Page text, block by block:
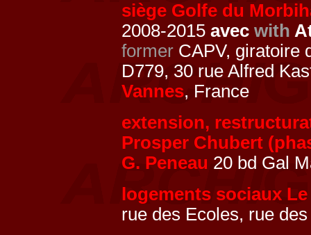
siège Golfe du
2008-2015 avec with
former CAPV, giratoire
D779, 30 rue Alfred
Vannes, France
extension,
Prosper Chubert
G. Peneau 20 bd Gal
logements sociaux
rue des Ecoles, rue